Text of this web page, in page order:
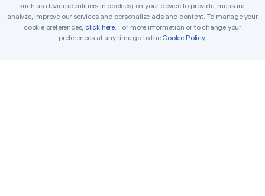
首頁 經典 殺手 每日挑戰 錦標賽
獎勵
規則
聯絡方式 可列印的數獨 求解器
such as device identifiers in cookies) on your device to provide, measure,
analyze, improve our services and personalize ads and content. To manage your
cookie preferences, click here. For more information or to change your
preferences at any time go to the Cookie Policy.